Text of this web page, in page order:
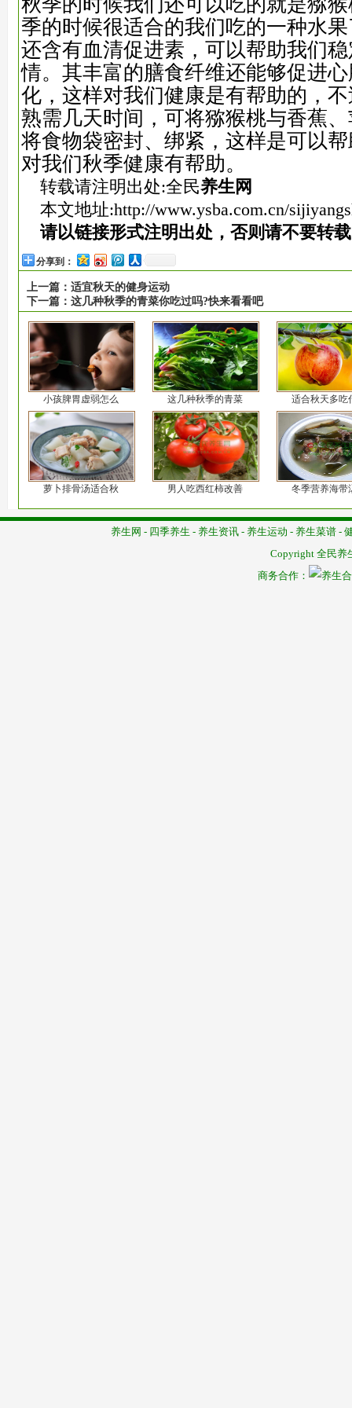
季的时候很适合的我们吃的一种水
还含有血清促进素，可以帮助我们
情。其丰富的膳食纤维还能够促进
化，这样对我们健康是有帮助的，
熟需几天时间，可将猕猴桃与香蕉
将食物袋密封、绑紧，这样是可以
对我们秋季健康有帮助。
转载请注明出处:全民养生网
本文地址:http://www.ysba.com.cn/
请以链接形式注明出处，否则请不要转
分享到：
上一篇： 适宜秋天的健身运动
下一篇： 这几种秋季的青菜你吃过吗?快来看看吧
小孩脾胃虚弱怎么 这几种秋季的青菜 适合秋天多吃
萝卜排骨汤适合秋 男人吃西红柿改善 冬季营养海带
养生网 - 四季养生 - 养生资讯 - 养生运动 - 养生菜谱 -
Copyright 全民养
商务合作：